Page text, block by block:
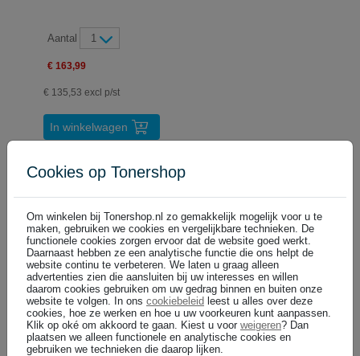
Aantal 1
€ 163,99
€ 135,53 excl p/st
In winkelwagen
DIRECT LEVERBAAR
In winkelwagen
Brother HL-L2400DW Laserprinter | A4 | zwart-wit | wifi
DIRECT LEVERBAAR € 129,99
(€ 107,43 excl)
Cookies op Tonershop
Om winkelen bij Tonershop.nl zo gemakkelijk mogelijk voor u te
maken, gebruiken we cookies en vergelijkbare technieken. De
functionele cookies zorgen ervoor dat de website goed werkt.
Daarnaast hebben ze een analytische functie die ons helpt de
website continu te verbeteren. We laten u graag alleen
advertenties zien die aansluiten bij uw interesses en willen
daarom cookies gebruiken om uw gedrag binnen en buiten onze
website te volgen. In ons cookiebeleid leest u alles over deze
cookies, hoe ze werken en hoe u uw voorkeuren kunt aanpassen.
Klik op oké om akkoord te gaan. Kiest u voor weigeren? Dan
plaatsen we alleen functionele en analytische cookies en
gebruiken we technieken die daarop lijken.